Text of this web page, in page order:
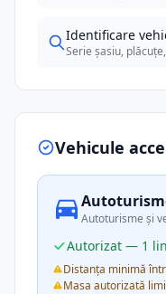
Identificare
Serie șasiu,
Vehicule
Autoturisme și
Autorizat — 1
Distanța minimă
Masa autorizată